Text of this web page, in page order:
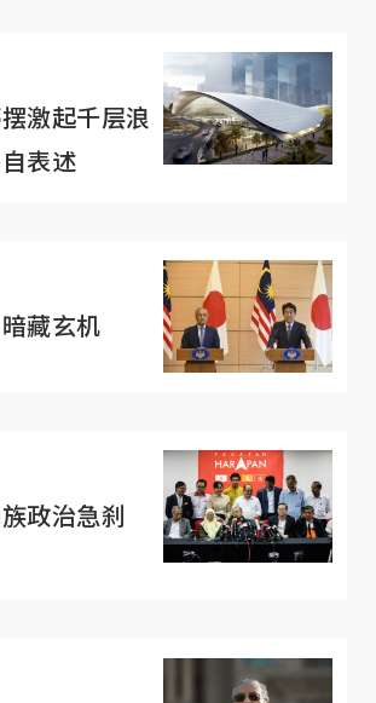
激起千层浪
表述
藏玄机
政治急刹